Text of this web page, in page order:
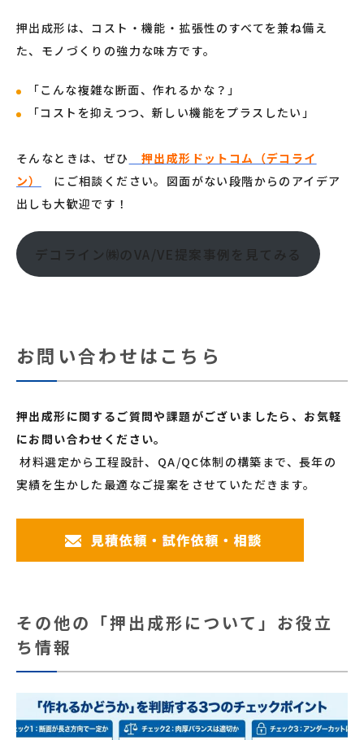
押出成形は、コスト・機能・拡張性のすべてを兼ね備え
た、モノづくりの強力な味方です。
「こんな複雑な断面、作れるかな？」
「コストを抑えつつ、新しい機能をプラスしたい」
そんなときは、ぜひ
押出成形ドットコム（デコライ
ン）
にご相談ください。図面がない段階からのアイデア
出しも大歓迎です！
デコライン㈱のVA/VE提案事例を見てみる
お問い合わせはこちら
押出成形に関するご質問や課題がございましたら、お気軽
にお問い合わせください。
材料選定から工程設計、QA/QC体制の構築まで、長年の
実績を生かした最適なご提案をさせていただきます。
その他の「押出成形について」お役立
ち情報